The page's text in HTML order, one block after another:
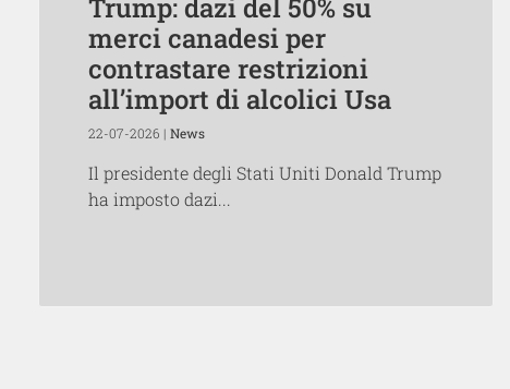
Trump: dazi del 50% su
merci canadesi per
contrastare restrizioni
all’import di alcolici Usa
22-07-2026 | News
Il presidente degli Stati Uniti Donald Trump
ha imposto dazi...